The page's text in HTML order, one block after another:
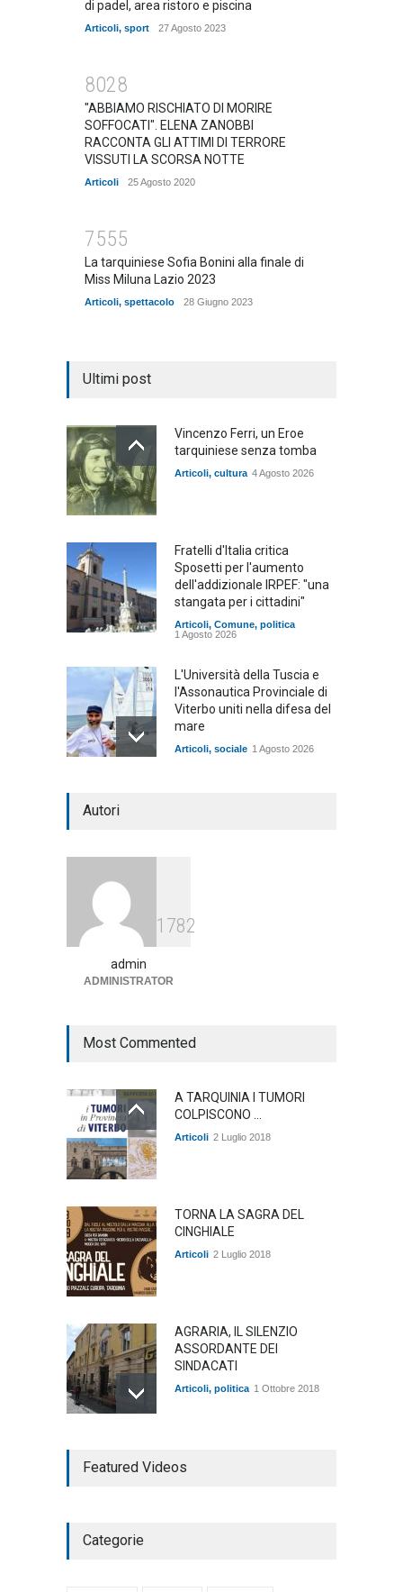
di padel, area ristoro e piscina
Articoli, sport 27 Agosto 2023
8028
"ABBIAMO RISCHIATO DI MORIRE
SOFFOCATI". ELENA ZANOBBI
RACCONTA GLI ATTIMI DI TERRORE
VISSUTI LA SCORSA NOTTE
Articoli 25 Agosto 2020
7555
La tarquiniese Sofia Bonini alla finale di
Miss Miluna Lazio 2023
Articoli, spettacolo 28 Giugno 2023
Ultimi post
Vincenzo Ferri, un Eroe
tarquiniese senza tomba
Articoli, cultura 4 Agosto 2026
Fratelli d'Italia critica
Sposetti per l'aumento
dell'addizionale IRPEF: "una
stangata per i cittadini"
Articoli, Comune, politica
1 Agosto 2026
L'Università della Tuscia e
l'Assonautica Provinciale di
Viterbo uniti nella difesa del
mare
Articoli, sociale 1 Agosto 2026
arrivano i pagamenti PAC, la
Autori
1782
admin
ADMINISTRATOR
Most Commented
A TARQUINIA I TUMORI
COLPISCONO ...
Articoli 2 Luglio 2018
TORNA LA SAGRA DEL
CINGHIALE
Articoli 2 Luglio 2018
AGRARIA, IL SILENZIO
ASSORDANTE DEI
SINDACATI
Articoli, politica 1 Ottobre 2018
COMMEDIA"
Featured Videos
Categorie